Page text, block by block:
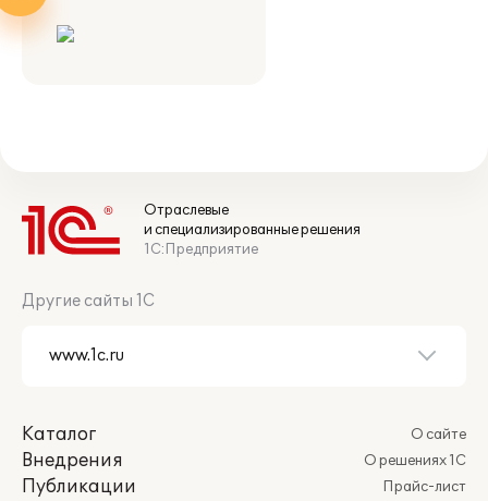
Отраслевые
и специализированные решения
1С:Предприятие
Другие сайты 1С
Каталог
Внедрения
Публикации
О сайте
О решениях 1С
Прайс-лист